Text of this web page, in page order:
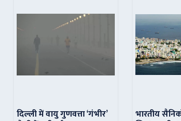
दिल्ली में वायु गुणवत्ता ‘गंभीर’ भारतीय